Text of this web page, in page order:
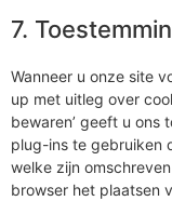
7.
Wanneer u onze site
up met uitleg over
bewaren’ geeft u ons
plug-ins te gebruiken
welke zijn
browser het plaatsen